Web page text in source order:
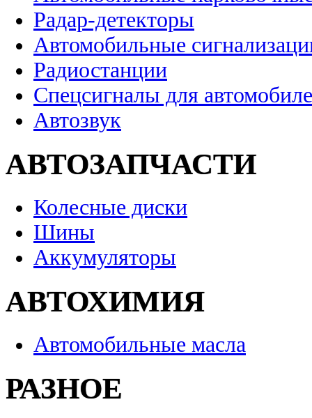
Радар-детекторы
Автомобильные
Радиостанции
Спецсигналы для
Автозвук
АВТОЗАПЧАСТИ
Колесные диски
Шины
Аккумуляторы
АВТОХИМИЯ
Автомобильные масла
РАЗНОЕ